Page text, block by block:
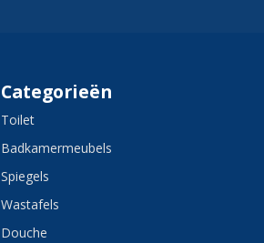
Categorieën
Toilet
Badkamermeubels
Spiegels
Wastafels
Douche